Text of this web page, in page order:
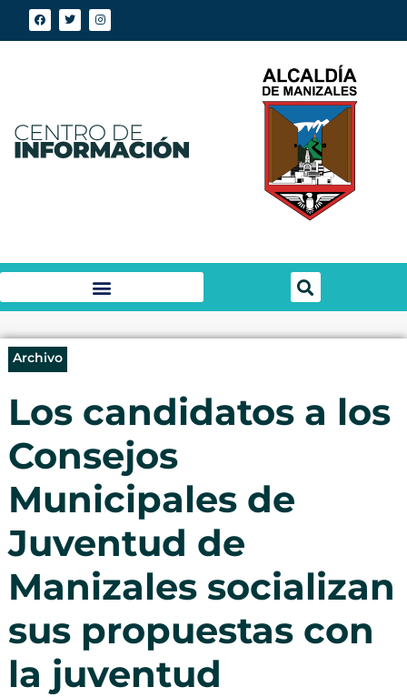
Archivo
Los candidatos a los
Consejos
Municipales de
Juventud de
Manizales socializan
sus propuestas con
la juventud